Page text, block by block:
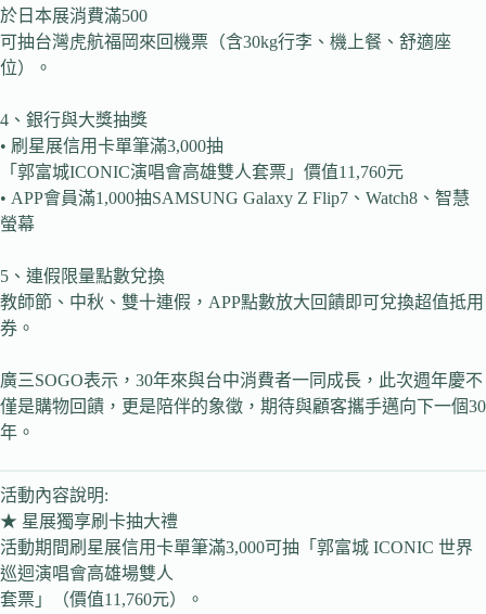
於日本展消費滿500
可抽台灣虎航福岡來回機票（含30kg行李、機上餐、舒適座
位）。
4、銀行與大獎抽獎
• 刷星展信用卡單筆滿3,000抽
「郭富城ICONIC演唱會高雄雙人套票」價值11,760元
• APP會員滿1,000抽SAMSUNG Galaxy Z Flip7、Watch8、智慧
螢幕
5、連假限量點數兌換
教師節、中秋、雙十連假，APP點數放大回饋即可兌換超值抵用
券。
廣三SOGO表示，30年來與台中消費者一同成長，此次週年慶不
僅是購物回饋，更是陪伴的象徵，期待與顧客攜手邁向下一個30
年。
活動內容說明:
★ 星展獨享刷卡抽大禮
活動期間刷星展信用卡單筆滿3,000可抽「郭富城 ICONIC 世界
巡迴演唱會高雄場雙人
套票」（價值11,760元）。